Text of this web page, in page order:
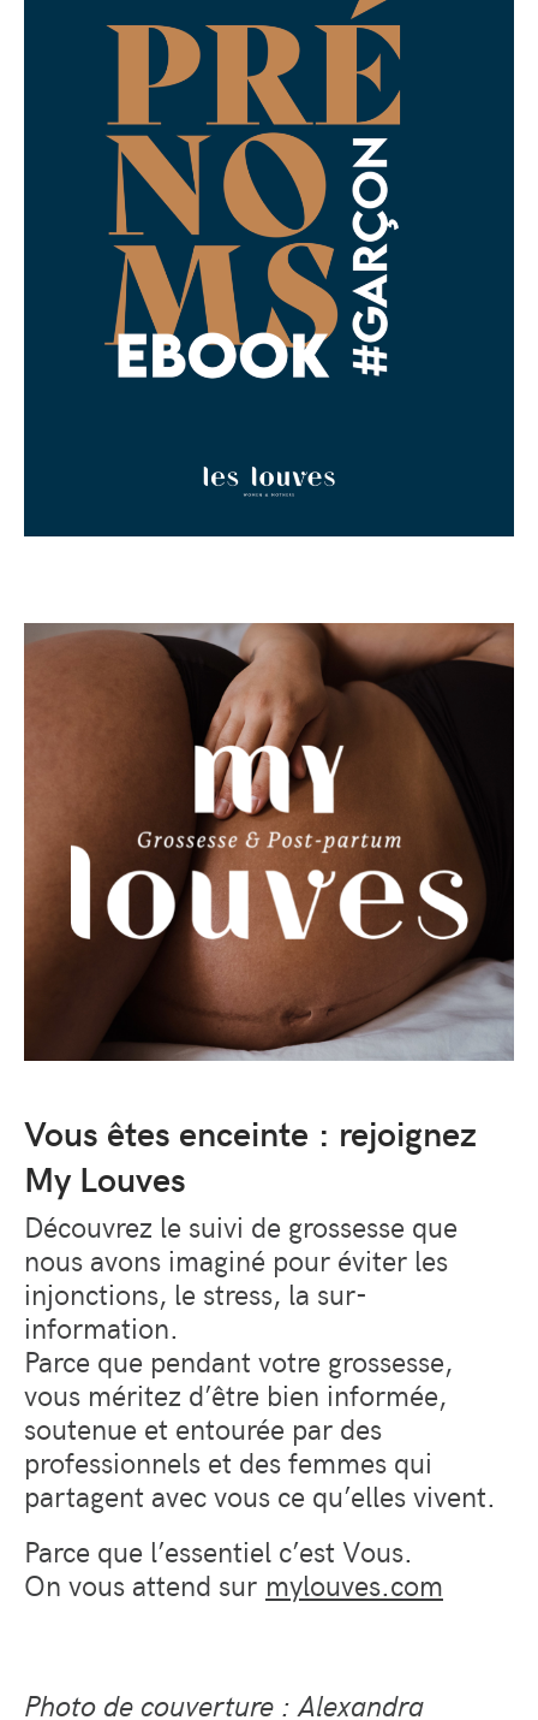
Vous êtes enceinte : rejoignez
My Louves
Découvrez le suivi de grossesse que
nous avons imaginé pour éviter les
injonctions, le stress, la sur-
information.
Parce que pendant votre grossesse,
vous méritez d’être bien informée,
soutenue et entourée par des
professionnels et des femmes qui
partagent avec vous ce qu’elles vivent.
Parce que l’essentiel c’est Vous.
On vous attend sur mylouves.com
Photo de couverture : Alexandra